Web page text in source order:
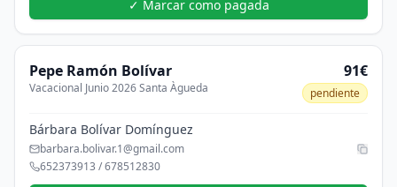
✓ Marcar como pagada
Pepe Ramón Bolívar
Vacacional Junio 2026 Santa Àgueda
91€
pendiente
Bárbara Bolívar Domínguez
barbara.bolivar.1@gmail.com
652373913 / 678512830